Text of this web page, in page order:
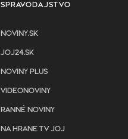
SPRAVODAJSTVO
NOVINY.SK
JOJ24.SK
NOVINY PLUS
VIDEONOVINY
RANNÉ NOVINY
NA HRANE TV JOJ